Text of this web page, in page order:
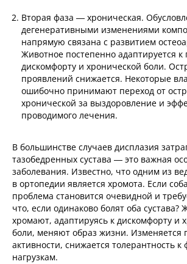
Вторая фаза — хроническая.
дегенеративными изменениями
напрямую связана с развитием
Животное постепенно адаптируется к
дискомфорту и хронической боли.
проявлений снижается. Некоторые
ошибочно принимают переход от
хронической за выздоровление и
проводимого лечения.
В большинстве случаев дисплазия
тазобедренных сустава — это важная
заболевания. Известно, что одним из
в ортопедии является хромота. Если
проблема становится очевидной и
что, если одинаково болят оба
хромают, адаптируясь к дискомфорту и
боли, меняют образ жизни. Изменяется
активности, снижается толерантность
нагрузкам.